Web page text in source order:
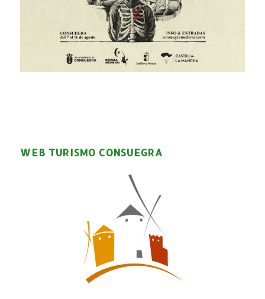
WEB TURISMO CONSUEGRA